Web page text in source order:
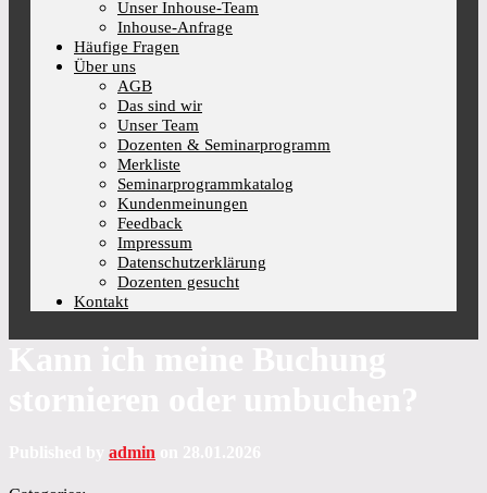
Unser Inhouse-Team
Inhouse-Anfrage
Häufige Fragen
Über uns
AGB
Das sind wir
Unser Team
Dozenten & Seminarprogramm
Merkliste
Seminarprogrammkatalog
Kundenmeinungen
Feedback
Impressum
Datenschutzerklärung
Dozenten gesucht
Kontakt
admin